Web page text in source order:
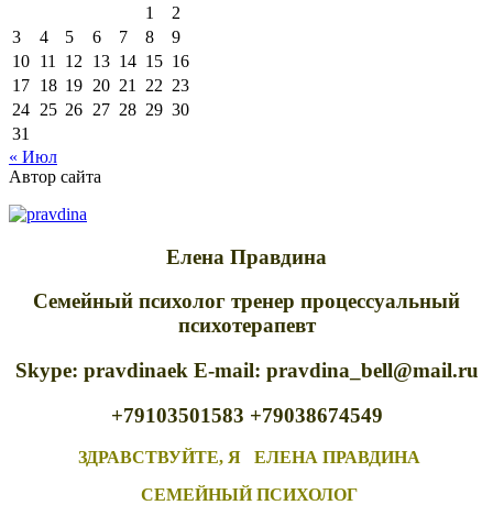
1
2
3
4 5 6 7 8
9
10 11 12 13 14 15 16
17 18 19 20 21 22 23
24 25 26 27 28 29 30
31
« Июл
Автор сайта
Елена Правдина
Семейный психолог тренер процессуальный
психотерапевт
Skype: pravdinaek E-mail: pravdina_bell@mail.ru
+79103501583 +79038674549
ЗДРАВСТВУЙТЕ, Я ЕЛЕНА ПРАВДИНА
СЕМЕЙНЫЙ ПСИХОЛОГ